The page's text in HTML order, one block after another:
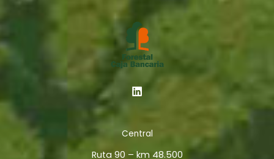
Central
Ruta 90 – km 48.500